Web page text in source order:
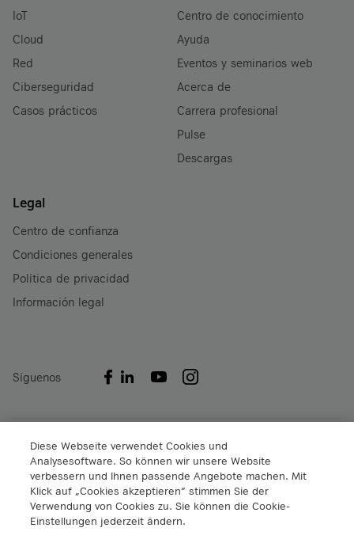
IoT
Cloud
Red
Ciberseguridad
Casos prácticos
Centro de conocimiento
Ayuda
Eventos y seminarios web
Acerca de
Carrera profesional
Pulse
Descargas
Legal
Centro de confianza
Condiciones generales
Política de privacidad
Información legal
Síguenos
A1 Digital International GmbH & Co KG
Lassallestrasse 9
A-1020 Viena, Austria
+43 5 06640
info@a1.digital
Diese Webseite verwendet Cookies und
Analysesoftware. So können wir unsere Website
verbessern und Ihnen passende Angebote machen. Mit
Klick auf „Cookies akzeptieren“ stimmen Sie der
Verwendung von Cookies zu. Sie können die Cookie-
Einstellungen jederzeit ändern.